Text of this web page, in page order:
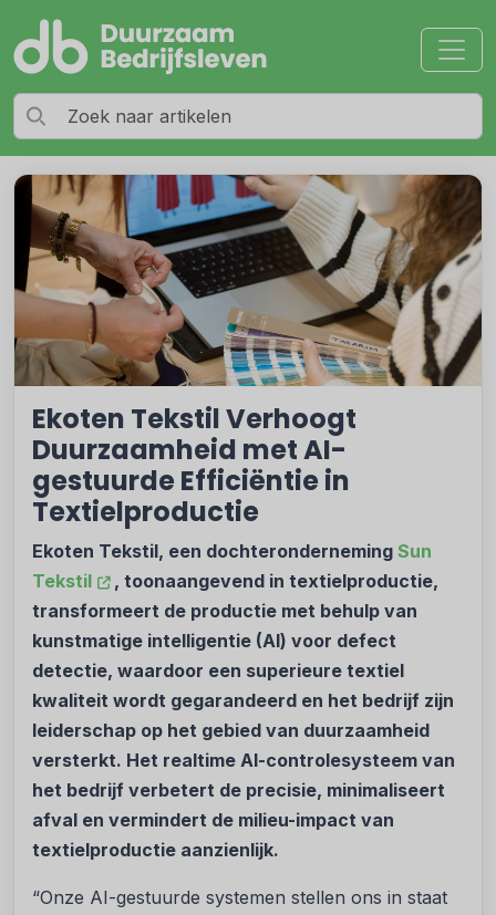
Ekoten Tekstil Verhoogt
Duurzaamheid met AI-
gestuurde Efficiëntie in
Textielproductie
Ekoten Tekstil, een dochteronderneming Sun
Tekstil
, toonaangevend in textielproductie,
transformeert de productie met behulp van
kunstmatige intelligentie (AI) voor defect
detectie, waardoor een superieure textiel
kwaliteit wordt gegarandeerd en het bedrijf zijn
leiderschap op het gebied van duurzaamheid
versterkt. Het realtime AI-controlesysteem van
het bedrijf verbetert de precisie, minimaliseert
afval en vermindert de milieu-impact van
textielproductie aanzienlijk.
“Onze AI-gestuurde systemen stellen ons in staat